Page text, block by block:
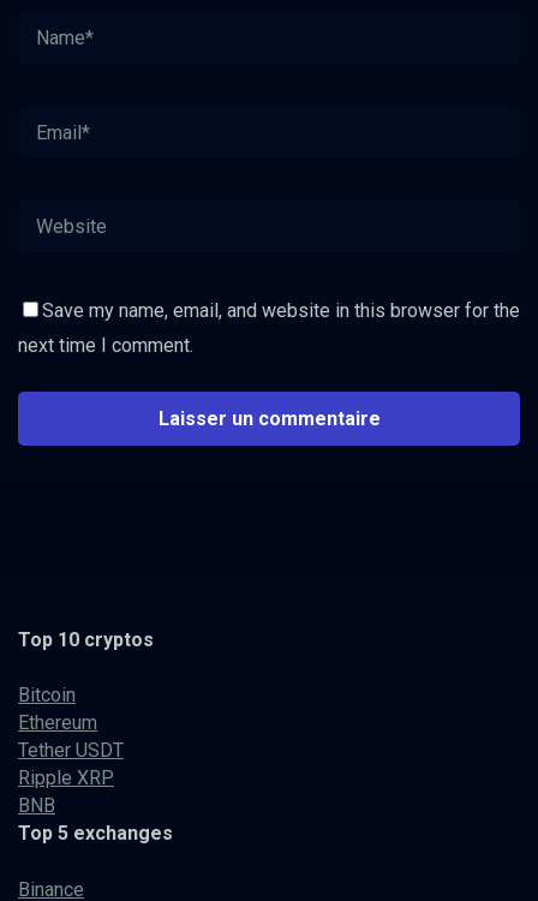
Save my name, email, and website in this browser for the
next time I comment.
Top 10 cryptos
Bitcoin
Ethereum
Tether USDT
Ripple XRP
BNB
Top 5 exchanges
Binance